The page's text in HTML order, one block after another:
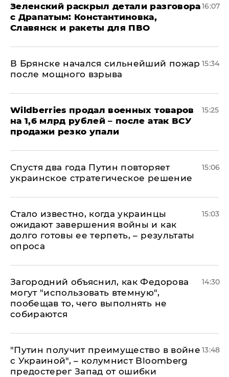
​Зеленский раскрыл детали разговора
с Драпатым: Константиновка,
Славянск и ракеты для ПВО
16:07
В Брянске начался сильнейший пожар
после мощного взрыва
15:34
​Wildberries продал военных товаров
на 1,6 млрд рублей – после атак ВСУ
продажи резко упали
15:25
Спустя два года Путин повторяет
украинское стратегическое решение
15:06
Стало известно, когда украинцы
ожидают завершения войны и как
долго готовы ее терпеть, – результаты
опроса
15:03
Загородний объяснил, как Федорова
могут "использовать втемную",
пообещав то, чего выполнять не
собираются
14:30
"Путин получит преимущество в войне
с Украиной", – колумнист Bloomberg
предостерег Запад от ошибки
13:48